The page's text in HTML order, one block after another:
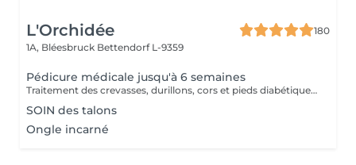
L'Orchidée
180
1A, Bléesbruck Bettendorf L-9359
Pédicure médicale jusqu'à 6 semaines
Traitement des crevasses, durillons, cors et pieds diabétiques, correction des ongles incarnés. Les pieds sont les piliers du corps humain, prenons-en soin !
SOIN des talons
Ongle incarné